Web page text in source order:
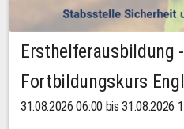
Ersthelferausbildung
Fortbildungskurs
31.08.2026 06:00 bis 31.08.2026